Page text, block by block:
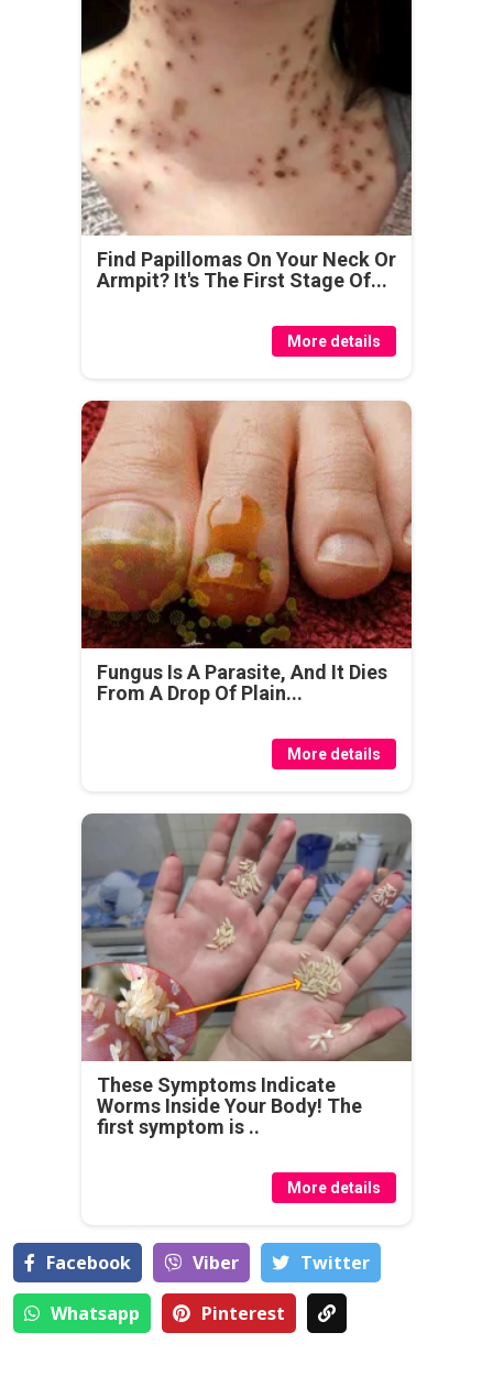
Find Papillomas On Your Neck Or
Armpit? It's The First Stage Of...
More details
Fungus Is A Parasite, And It Dies
From A Drop Of Plain...
More details
These Symptoms Indicate
Worms Inside Your Body! The
first symptom is ..
More details
Facebook Viber Тwitter
Whatsapp Pinterest